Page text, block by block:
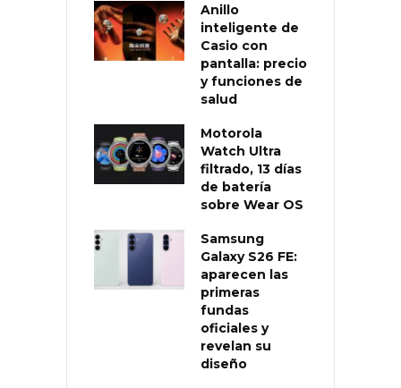
Anillo
inteligente de
Casio con
pantalla: precio
y funciones de
salud
Motorola
Watch Ultra
filtrado, 13 días
de batería
sobre Wear OS
Samsung
Galaxy S26 FE:
aparecen las
primeras
fundas
oficiales y
revelan su
diseño